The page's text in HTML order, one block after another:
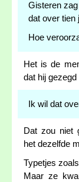
Gisteren
dat over tien
Hoe
Het is de
dat hij gezegd
Ik wil dat
Dat zou niet
het dezelfde
Typetjes
Maar ze